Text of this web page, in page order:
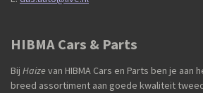
HIBMA Cars & Parts
Bij Haizevan HIBMA Cars en Parts ben je aan
breed assortiment aan goede kwaliteit